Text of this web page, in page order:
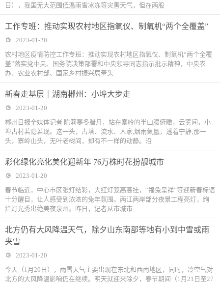
日），我国无大范围低温雨雪冰冻等灾害天气，但在两股
工作专班：推动实现农村地区指氧仪、制氧机“两个全覆盖”
2023-01-20
农村地区疫情防控工作专班：推动实现农村地区指氧仪、制氧机“两个全覆
盖”落实党中央、国务院决策部署和中央领导同志指示批示精神，中央农
办、农业农村部、国家乡村振兴局牵头
新春走基层｜湖南郴州：小埠大步走
2023-01-20
郴州日报全媒体记者 陈莉寒冬腊月，站在寨岭的半山腰俯瞰，云雾间，小
埠古村若隐若现。这一头，古塔、流水、人家,烟雨氤氲，透着宁静;那一
头，寨岭山头，无叶老树间，却有不一样的动静。沿
彩化绿化亮化美化迎新年 76万株时花扮靓城市
2023-01-20
春节临近，中心市区张灯结彩，大红灯笼高高挂，“福兔呈祥”等迎新春标语
十分醒目，让人感受到浓浓的兔年氛围。两江两岸部分夜景工程亮灯，绚
烂灯光秀出绝美夜泉州。昨日，记者从市城市
北方仍有大风降温天气，除夕山东南部等地有小到中雪或雨
夹雪
2023-01-20
今天（1月20日），雨雪天气主要出现在东北和西南地区，同时，冷空气对
北方的大风降温影响仍在继续。明天就迎来除夕，春节期间（1月21日至27